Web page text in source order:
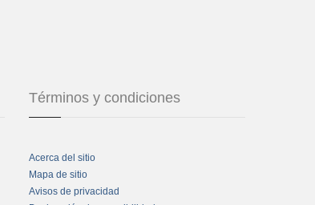
Términos y condiciones
Acerca del sitio
Mapa de sitio
Avisos de privacidad